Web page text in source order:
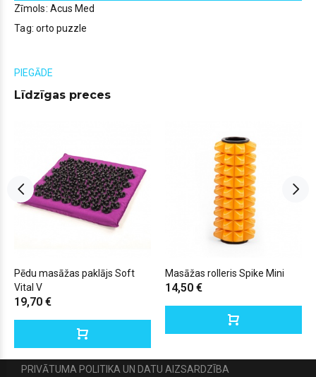
Zīmols: Acus Med
Tag: orto puzzle
PIEGĀDE
Līdzīgas preces
Pēdu masāžas paklājs Soft
Vital V
19,70 €
Masāžas rolleris Spike Mini
14,50 €
PRIVĀTUMA POLITIKA UN DATU AIZSARDZĪBA